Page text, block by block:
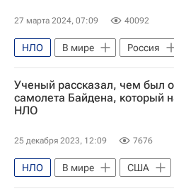
27 марта 2024, 07:09 40092
НЛО В мире Россия
Ченнаи
Куданкулам
Ученый рассказал, чем был
самолета Байдена, который
НЛО
25 декабря 2023, 12:09 7676
НЛО В мире
США
Лос-Анджелес
Джо